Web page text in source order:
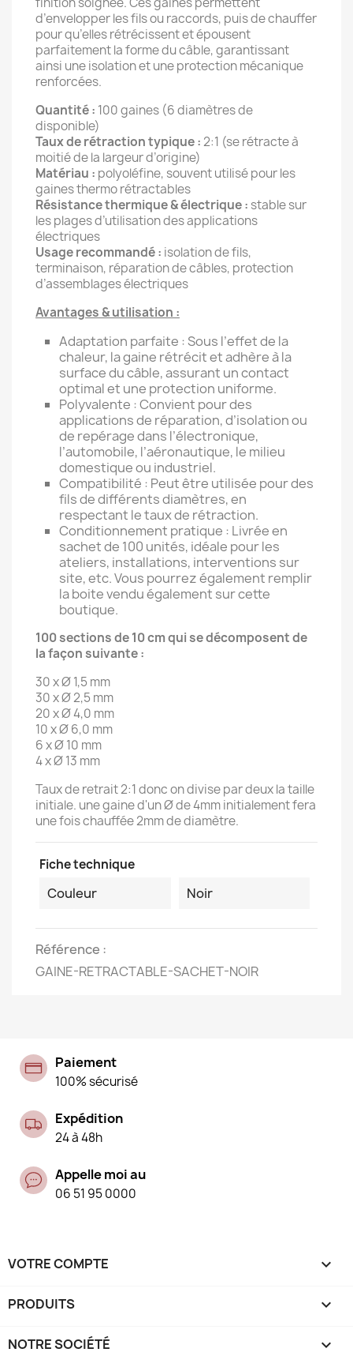
d’envelopper les fils ou raccords, puis de chauffer
pour qu’elles rétrécissent et épousent
parfaitement la forme du câble, garantissant
ainsi une isolation et une protection mécanique
renforcées.
Quantité : 100 gaines (6 diamètres de
disponible)
Taux de rétraction typique :2:1 (se rétracte à
moitié de la largeur d’origine)
Matériau : polyoléfine, souvent utilisé pour les
gaines thermo rétractables
Résistance thermique & électrique : stable sur
les plages d’utilisation des applications
électriques
Usage recommandé : isolation de fils,
terminaison, réparation de câbles, protection
d’assemblages électriques
Avantages & utilisation :
Adaptation parfaite : Sous l’effet de la
chaleur, la gaine rétrécit et adhère à la
surface du câble, assurant un contact
optimal et une protection uniforme.
Polyvalente : Convient pour des
applications de réparation, d’isolation ou
de repérage dans l’électronique,
l’automobile, l’aéronautique, le milieu
domestique ou industriel.
Compatibilité : Peut être utilisée pour des
fils de différents diamètres, en
respectant le taux de rétraction.
Conditionnement pratique : Livrée en
sachet de 100 unités, idéale pour les
ateliers, installations, interventions sur
site, etc. Vous pourrez également remplir
la boite vendu également sur cette
boutique.
100 sections de 10 cm qui se décomposent de
la façon suivante :
30 x Ø 1,5 mm
30 x Ø 2,5 mm
20 x Ø 4,0 mm
10 x Ø 6,0 mm
6 x Ø 10 mm
4 x Ø 13 mm
Taux de retrait 2:1 donc on divise par deux la taille
initiale. une gaine d'un Ø de 4mm initialement fera
une fois chauffée 2mm de diamètre.
Fiche technique
Couleur Noir
Référence
GAINE-RETRACTABLE-SACHET-NOIR
Paiement
100% sécurisé
Expédition
24 à 48h
Appelle moi au
06 51 95 0000
VOTRE COMPTE 
PRODUITS 
NOTRE SOCIÉTÉ 